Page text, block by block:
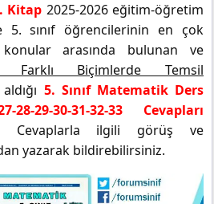
Kitap 2025-2026 eğitim-öğretim
5. sınıf öğrencilerinin en çok
arasında bulunan ve
Farklı Biçimlerde Temsil
5. Sınıf Matematik Ders
29-30-31-32-33 Cevapları
Cevaplarla ilgili görüş ve
yazarak bildirebilirsiniz.